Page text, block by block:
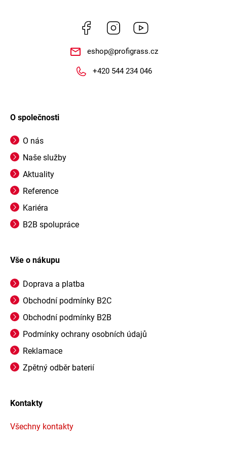
Facebook Instagram
eshop@profigrass.cz
+420 544 234 046
O společnosti
O nás
Naše služby
Aktuality
Reference
Kariéra
B2B spolupráce
Vše o nákupu
Doprava a platba
Obchodní podmínky B2C
Obchodní podmínky B2B
Podmínky ochrany osobních údajů
Reklamace
Zpětný odběr baterií
Kontakty
Všechny kontakty